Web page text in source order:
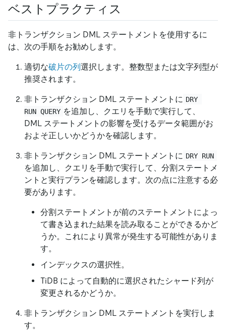
ベストプラクティス
非トランザクション DML ステートメントを使用するに
は、次の手順をお勧めします。
適切な破片の列選択します。整数型または文字列型が
推奨されます。
非トランザクション DML ステートメントに DRY
RUN QUERY を追加し、クエリを手動で実行して、
DML ステートメントの影響を受けるデータ範囲がお
およそ正しいかどうかを確認します。
非トランザクション DML ステートメントに DRY RUN
を追加し、クエリを手動で実行して、分割ステートメ
ントと実行プランを確認します。次の点に注意する必
要があります。
分割ステートメントが前のステートメントによっ
て書き込まれた結果を読み取ることができるかど
うか。これにより異常が発生する可能性がありま
す。
インデックスの選択性。
TiDB によって自動的に選択されたシャード列が
変更されるかどうか。
非トランザクション DML ステートメントを実行しま
す。